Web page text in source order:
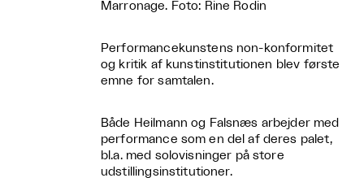
Marronage. Foto: Rine Rodin
Performancekunstens non-konformitet
og kritik af kunstinstitutionen blev første
emne for samtalen.
Både Heilmann og Falsnæs arbejder med
performance som en del af deres palet,
bl.a. med solovisninger på store
udstillingsinstitutioner.